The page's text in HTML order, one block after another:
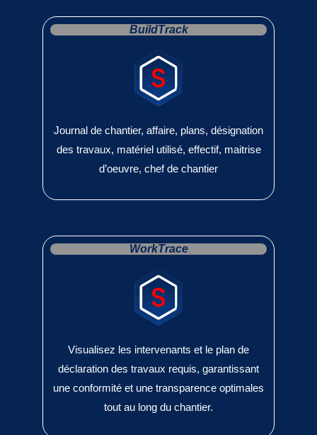
BuildTrack
Journal de chantier, affaire, plans, désignation
des travaux, matériel utilisé, effectif, maitrise
d’oeuvre, chef de chantier
WorkTrace
Visualisez les intervenants et le plan de
déclaration des travaux requis, garantissant
une conformité et une transparence optimales
tout au long du chantier.